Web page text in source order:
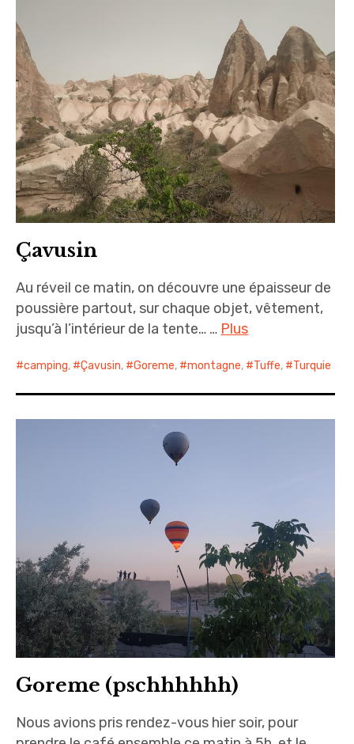
Çavusin
Au réveil ce matin, on découvre une épaisseur de
poussière partout, sur chaque objet, vêtement,
jusqu’à l’intérieur de la tente… … Plus
camping, Çavusin, Goreme, montagne, Tuffe, Turquie
Goreme (pschhhhhh)
Nous avions pris rendez-vous hier soir, pour